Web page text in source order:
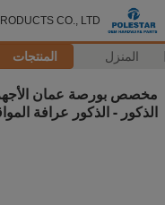
CO., LTD
المنزل المنتجات
الذكور - الذكور عرافة